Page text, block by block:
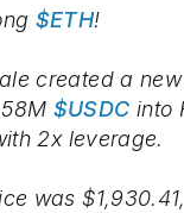
$ETH!
created a
$USDC into
2x leverage.
was